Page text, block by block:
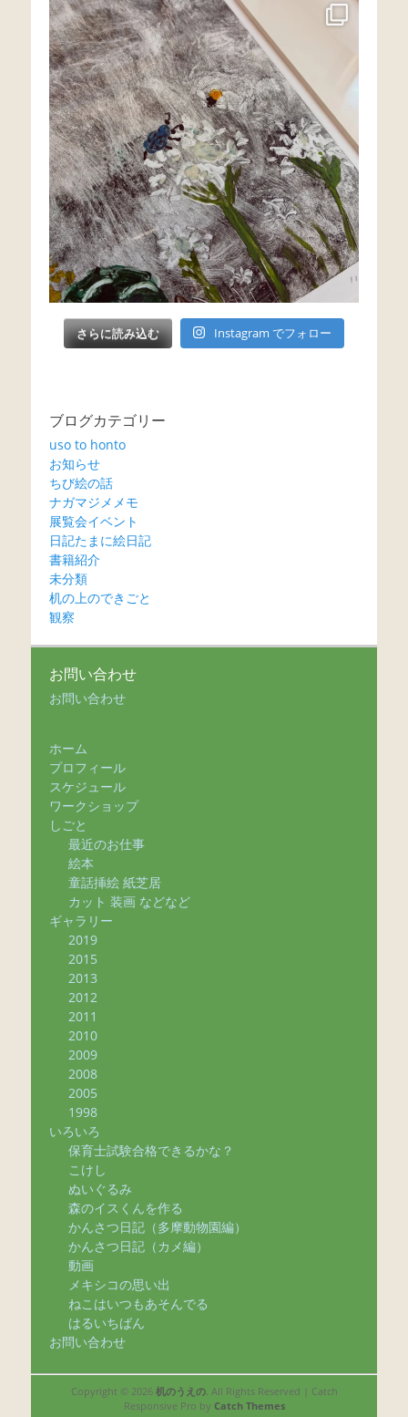
さらに読み込む Instagram でフォロー
ブログカテゴリー
uso to honto
お知らせ
ちび絵の話
ナガマジメメモ
展覧会イベント
日記たまに絵日記
書籍紹介
未分類
机の上のできごと
観察
お問い合わせ
お問い合わせ
ホーム
プロフィール
スケジュール
ワークショップ
しごと
最近のお仕事
絵本
童話挿絵 紙芝居
カット 装画 などなど
ギャラリー
2019
2015
2013
2012
2011
2010
2009
2008
2005
1998
いろいろ
保育士試験合格できるかな？
こけし
ぬいぐるみ
森のイスくんを作る
かんさつ日記（多摩動物園編）
かんさつ日記（カメ編）
動画
メキシコの思い出
ねこはいつもあそんでる
はるいちばん
お問い合わせ
Copyright © 2026 机のうえの. All Rights Reserved | Catch
Responsive Pro by Catch Themes